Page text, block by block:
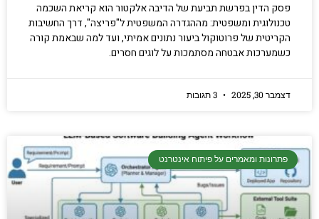
פסק הדין בפרשת תביעת של הדיבה אלקטור הוא קריאת השכמה
טכנולוגית ומשפטית: מההגדרה המשפטית ל"פריצה", דרך החשיבות
הקריטית של פרוטוקול ביעור נתונים אמיתי, ועד למה שבאמת קורה
כשמערכות אבטחה מסתמכות על לוגים חסרים.
דצמבר 30, 2025
פתרונות ומאמרים על פיתוח אינטרנט